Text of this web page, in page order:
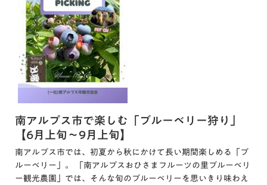
南アルプス市で楽しむ「ブルーベリー狩り」
【6月上旬～9月上旬】
南アルプス市では、初夏から秋にかけて長い期間楽しめる「ブ
ルーベリー」。 「南アルプスおひさまフルーツの里ブルーベリ
ー観光農園」では、そんな旬のブルーベリーを思いきり味わえ